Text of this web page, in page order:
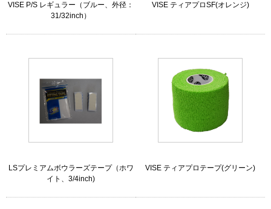
VISE P/S レギュラー（ブルー、外径：
31/32inch）
VISE ティアプロSF(オレンジ)
LSプレミアムボウラーズテープ（ホワ
イト、3/4inch)
VISE ティアプロテープ(グリーン)